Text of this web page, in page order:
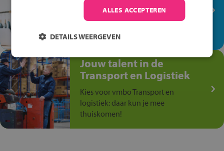
Ontdek via het vmbo jouw talent
op de winkelvloer, waar elke dag
anders is!
Jouw talent in de
Transport en Logistiek
Kies voor vmbo Transport en
logistiek: daar kun je mee
thuiskomen!
ALLES ACCEPTEREN
DETAILS WEERGEVEN